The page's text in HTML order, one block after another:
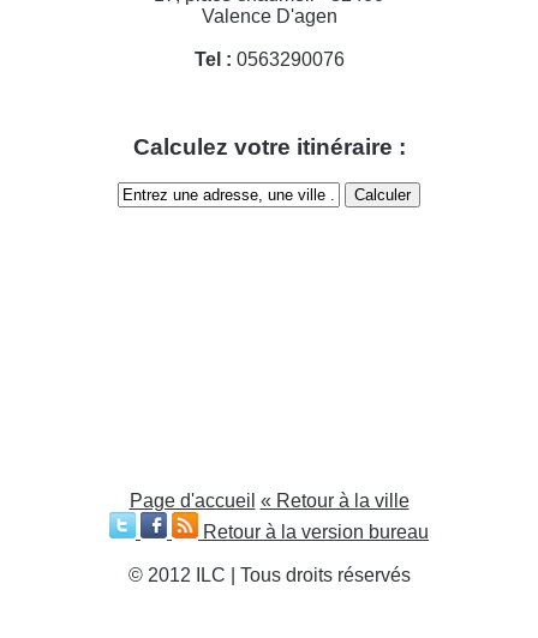
Valence D'agen
Tel : 0563290076
Calculez votre itinéraire :
Page d'accueil « Retour à la ville
Retour à la version bureau
© 2012 ILC | Tous droits réservés